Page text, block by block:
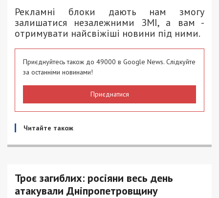
Рекламні блоки дають нам змогу
залишатися незалежними ЗМІ, а вам -
отримувати найсвіжіші новини під ними.
Приєднуйтесь також до 49000 в Google News. Слідкуйте
за останніми новинами!
Приєднатися
Читайте також
Троє загиблих: росіяни весь день
атакували Дніпропетровщину